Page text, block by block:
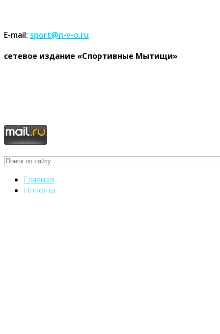
E-mail: sport@n-v-o.ru
cетевое издание «Спортивные Мытищи»
Главная
Новости